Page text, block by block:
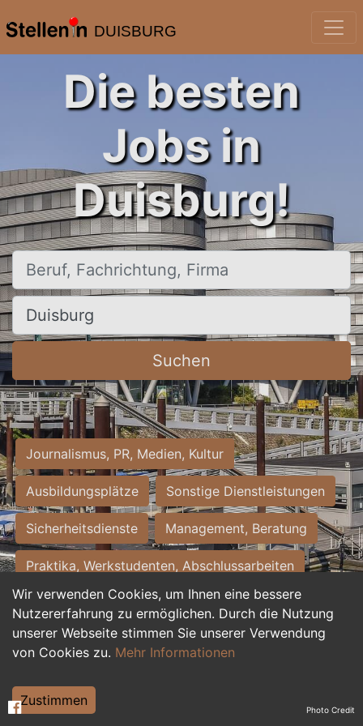
DUISBURG
Wir verwenden Cookies, um Ihnen eine bessere
Nutzererfahrung zu ermöglichen. Durch die Nutzung
unserer Webseite stimmen Sie unserer Verwendung
von Cookies zu. Mehr Informationen
Zustimmen
Die besten
Jobs in
Duisburg!
Beruf, Fachrichtung, Firma
Ort, Stadt
Suchen
Journalismus, PR, Medien, Kultur
Ausbildungsplätze Sonstige Dienstleistungen
Sicherheitsdienste Management, Beratung
Praktika, Werkstudenten, Abschlussarbeiten
Personalwesen Assistenz, Sekretariat
Hilfskräfte, Aushilfs- und Nebenjobs
Weiterbildung, Studium, duale Ausbildung Photo Credit